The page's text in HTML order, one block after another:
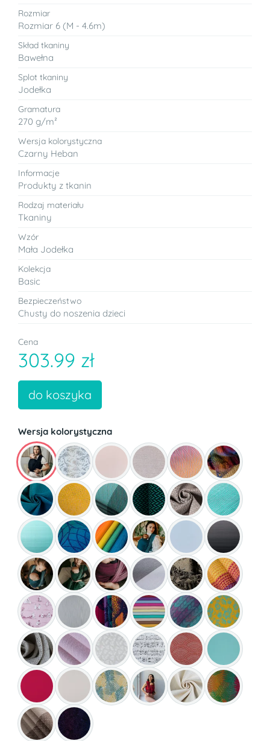
Rozmiar
Rozmiar 6 (M - 4.6m)
Skład tkaniny
Bawełna
Splot tkaniny
Jodełka
Gramatura
270 g/m²
Wersja kolorystyczna
Czarny Heban
Informacje
Produkty z tkanin
Rodzaj materiału
Tkaniny
Wzór
Mała Jodełka
Kolekcja
Basic
Bezpieczeństwo
Chusty do noszenia dzieci
Cena
303.99 zł
do koszyka
Wersja kolorystyczna